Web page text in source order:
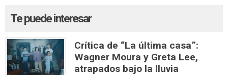
Te puede interesar
Crítica de “La última casa”:
Wagner Moura y Greta Lee,
atrapados bajo la lluvia